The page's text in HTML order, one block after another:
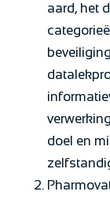
aard, het
doel en